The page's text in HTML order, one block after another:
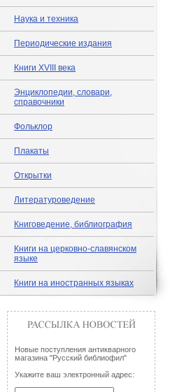
Наука и техника
Периодические издания
Книги XVIII века
Энциклопедии, словари,
справочники
Фольклор
Плакаты
Открытки
Литературоведение
Книговедение, библиография
Книги на церковно-славянском
языке
Книги на иностранных языках
Новые поступления антикварного
магазина "Русский библиофил"
Укажите ваш электронный адрес: